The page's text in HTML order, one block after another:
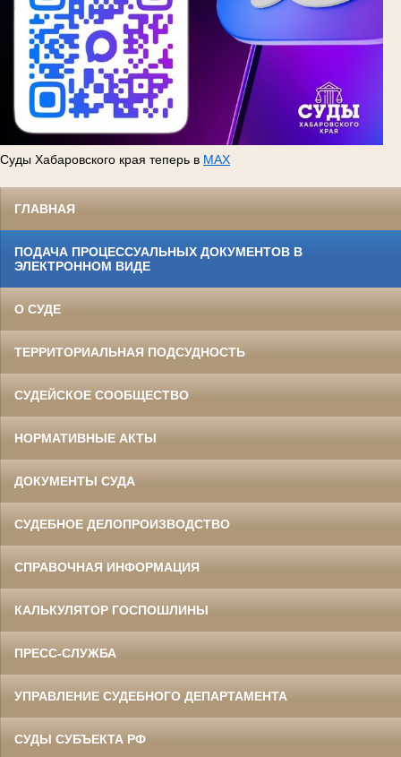
Суды Хабаровского края теперь в MAX
ГЛАВНАЯ
ПОДАЧА ПРОЦЕССУАЛЬНЫХ ДОКУМЕНТОВ В
ЭЛЕКТРОННОМ ВИДЕ
О СУДЕ
ТЕРРИТОРИАЛЬНАЯ ПОДСУДНОСТЬ
СУДЕЙСКОЕ СООБЩЕСТВО
НОРМАТИВНЫЕ АКТЫ
ДОКУМЕНТЫ СУДА
СУДЕБНОЕ ДЕЛОПРОИЗВОДСТВО
СПРАВОЧНАЯ ИНФОРМАЦИЯ
КАЛЬКУЛЯТОР ГОСПОШЛИНЫ
ПРЕСС-СЛУЖБА
УПРАВЛЕНИЕ СУДЕБНОГО ДЕПАРТАМЕНТА
СУДЫ СУБЪЕКТА РФ